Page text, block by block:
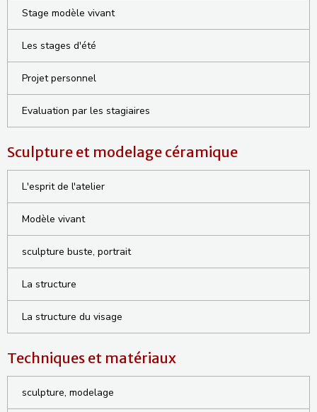
Stage modèle vivant
Les stages d'été
Projet personnel
Evaluation par les stagiaires
Sculpture et modelage céramique
L'esprit de l'atelier
Modèle vivant
sculpture buste, portrait
La structure
La structure du visage
Techniques et matériaux
sculpture, modelage